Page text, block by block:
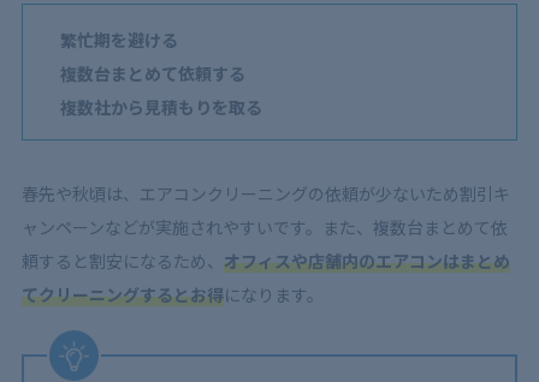
繁忙期を避ける
複数台まとめて依頼する
複数社から見積もりを取る
春先や秋頃は、エアコンクリーニングの依頼が少ないため割引キ
ャンペーンなどが実施されやすいです。また、複数台まとめて依
頼すると割安になるため、 オフィスや店舗内のエアコンはまとめ
てクリーニングするとお得になります。